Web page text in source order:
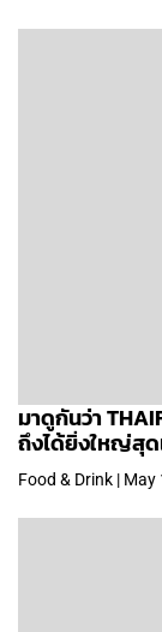
มาดูกันว่า
ถึงได้ยิ่งใหญ่สุด
Food & Drink | May